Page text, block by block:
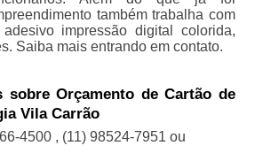
também trabalha com
impressão digital colorida,
Saiba mais entrando em contato.
sobre Orçamento de Cartão de
Vila Carrão
4500 , (11) 98524-7951 ou